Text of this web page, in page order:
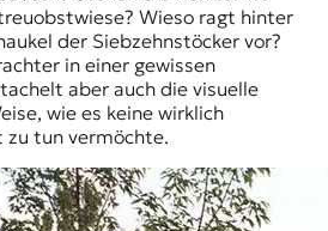
Wieso ragt hinter
der Siebzehnstöcker vor?
in einer gewissen
aber auch die visuelle
wie es keine wirklich
zu tun vermöchte.